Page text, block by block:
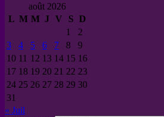
août 2026
L M M J V S D
1
2
3
4 5 6 7 8
9
10 11 12 13 14 15 16
17 18 19 20 21 22 23
24 25 26 27 28 29 30
31
« Juil